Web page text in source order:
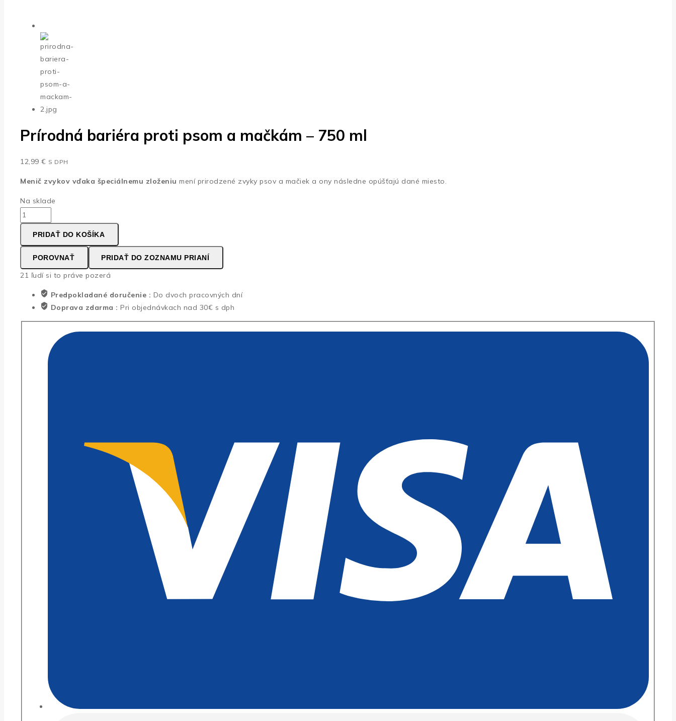
Prírodná bariéra proti psom a mačkám – 750 ml
12,99 € S DPH
Menič zvykov vďaka špeciálnemu zloženiu mení prirodzené zvyky psov a mačiek a ony následne opúšťajú dané miesto.
Na sklade
množstvo
Prírodná
bariéra
proti
psom
a
mačkám
PRIDAŤ DO KOŠÍKA
POROVNAŤ PRIDAŤ DO ZOZNAMU PRIANÍ
21 ľudí si to práve pozerá
Predpokladané doručenie : Do dvoch pracovných dní
Doprava zdarma : Pri objednávkach nad 30€ s dph